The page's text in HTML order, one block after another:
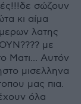
σώζουν
κι αίμα
λατης
με
Ματι... Αυτόν
μισελληνα
μας πια.
όλα